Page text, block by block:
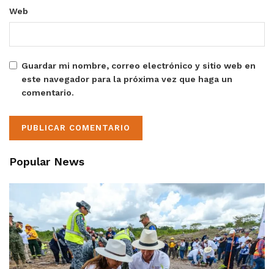
Web
Guardar mi nombre, correo electrónico y sitio web en
este navegador para la próxima vez que haga un
comentario.
Popular News